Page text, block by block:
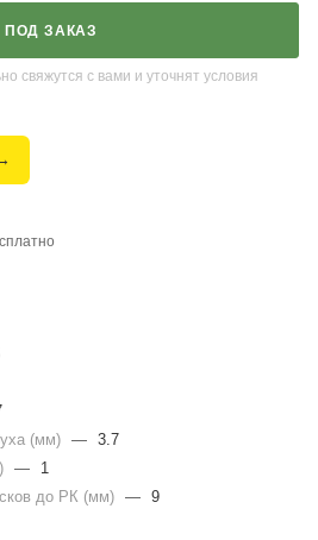
ПОД ЗАКАЗ
свяжутся с вами и уточнят условия
(мм) — 3.7
—
1
до РК (мм) — 9